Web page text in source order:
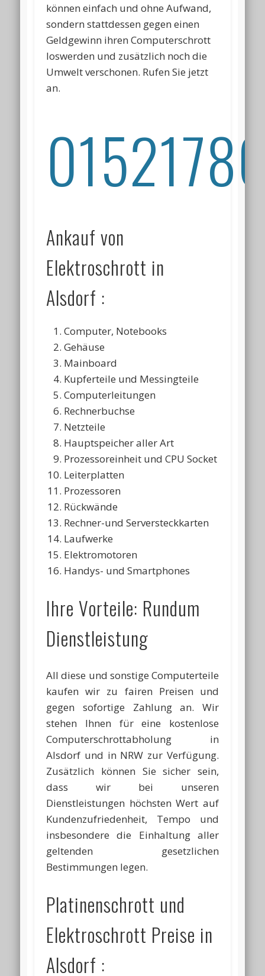
können einfach und ohne Aufwand,
sondern stattdessen gegen einen
Geldgewinn ihren Computerschrott
loswerden und zusätzlich noch die
Umwelt verschonen. Rufen Sie jetzt
an.
Ankauf von
Elektroschrott in
Alsdorf :
Computer, Notebooks
Gehäuse
Mainboard
Kupferteile und Messingteile
Computerleitungen
Rechnerbuchse
Netzteile
Hauptspeicher aller Art
Prozessoreinheit und CPU Socket
Leiterplatten
Prozessoren
Rückwände
Rechner-und Serversteckkarten
Laufwerke
Elektromotoren
Handys- und Smartphones
Ihre Vorteile: Rundum
Dienstleistung
All diese und sonstige Computerteile
kaufen wir zu fairen Preisen und
gegen sofortige Zahlung an. Wir
stehen Ihnen für eine kostenlose
Computerschrottabholung in
Alsdorf und in NRW zur Verfügung.
Zusätzlich können Sie sicher sein,
dass wir bei unseren
Dienstleistungen höchsten Wert auf
Kundenzufriedenheit, Tempo und
insbesondere die Einhaltung aller
geltenden gesetzlichen
Bestimmungen legen.
Platinenschrott und
Elektroschrott Preise in
Alsdorf :